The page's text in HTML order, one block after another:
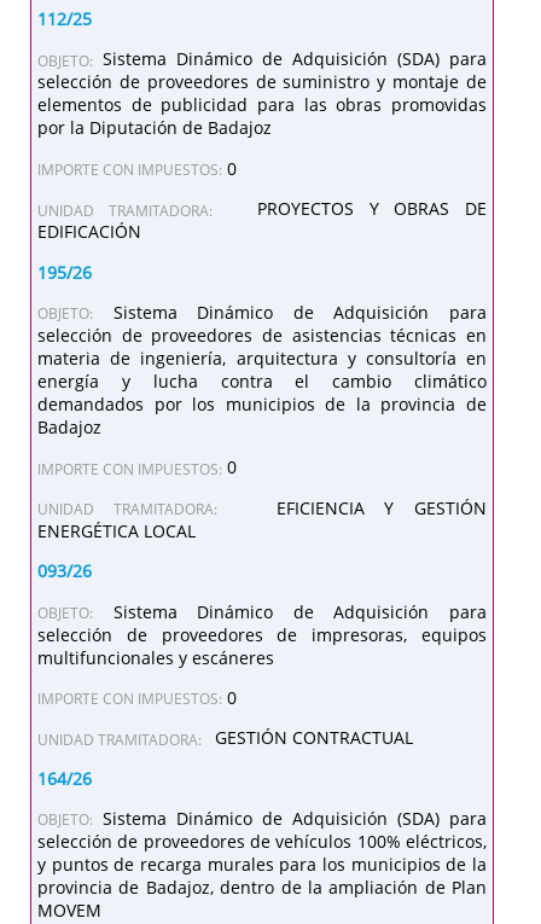
112/25
OBJETO:
Sistema Dinámico de Adquisición (SDA) para
selección de proveedores de suministro y montaje de
elementos de publicidad para las obras promovidas
por la Diputación de Badajoz
IMPORTE CON IMPUESTOS: 0
UNIDAD TRAMITADORA:
PROYECTOS Y OBRAS DE
EDIFICACIÓN
195/26
OBJETO:
Sistema Dinámico de Adquisición para
selección de proveedores de asistencias técnicas en
materia de ingeniería, arquitectura y consultoría en
energía y lucha contra el cambio climático
demandados por los municipios de la provincia de
Badajoz
IMPORTE CON IMPUESTOS: 0
UNIDAD TRAMITADORA:
EFICIENCIA Y GESTIÓN
ENERGÉTICA LOCAL
093/26
OBJETO:
Sistema Dinámico de Adquisición para
selección de proveedores de impresoras, equipos
multifuncionales y escáneres
IMPORTE CON IMPUESTOS: 0
UNIDAD TRAMITADORA:
GESTIÓN CONTRACTUAL
164/26
OBJETO:
Sistema Dinámico de Adquisición (SDA) para
selección de proveedores de vehículos 100% eléctricos,
y puntos de recarga murales para los municipios de la
provincia de Badajoz, dentro de la ampliación de Plan
MOVEM